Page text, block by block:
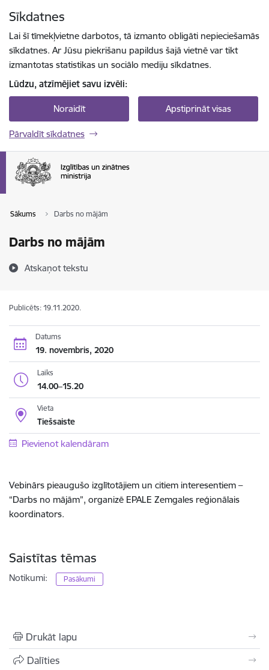
Sīkdatnes
Lai šī tīmekļvietne darbotos, tā izmanto obligāti nepieciešamās
sīkdatnes. Ar Jūsu piekrišanu papildus šajā vietnē var tikt
izmantotas statistikas un sociālo mediju sīkdatnes.
Lūdzu, atzīmējiet savu izvēli:
Noraidīt Apstiprināt visas
Pārvaldīt sīkdatnes
Sākums Darbs no mājām
Darbs no mājām
Atskaņot tekstu
Publicēts: 19.11.2020.
Datums
19. novembris, 2020
Laiks
14.00–15.20
Vieta
Tiešsaiste
Pievienot kalendāram
Vebinārs pieaugušo izglītotājiem un citiem interesentiem –
“Darbs no mājām”, organizē EPALE Zemgales reģionālais
koordinators.
Saistītas tēmas
Notikumi: Pasākumi
Drukāt lapu
Dalīties